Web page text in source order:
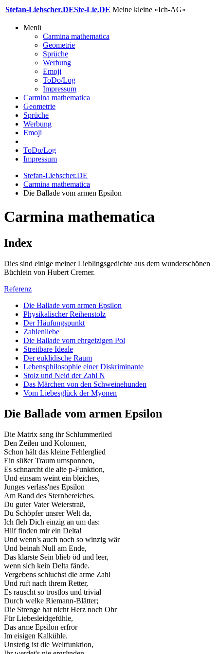
Stefan-Liebscher.DESte-Lie.DE Meine kleine «Ich-AG»
Menü
Carmina mathematica
Geometrie
Sprüche
Werbung
Emoji
ToDo/Log
Impressum
Carmina mathematica
Geometrie
Sprüche
Werbung
Emoji
ToDo/Log
Impressum
Stefan-Liebscher.DE
Carmina mathematica
Die Ballade vom armen Epsilon
Carmina mathematica
Index
Dies sind einige meiner Lieblingsgedichte aus dem wunderschönen
Büchlein von Hubert Cremer.
Referenz
Die Ballade vom armen Epsilon
Physikalischer Reihenstolz
Der Häufungspunkt
Zahlenliebe
Die Ballade vom ehrgeizigen Pol
Streitbare Ideale
Der euklidische Raum
Lebensphilosophie einer Diskriminante
Stolz und Neid der Zahl N
Das Märchen von den Schweinehunden
Vom Liebesglück der Myonen
Die Ballade vom armen Epsilon
Die Matrix sang ihr Schlummerlied
Den Zeilen und Kolonnen,
Schon hält das kleine Fehlerglied
Ein süßer Traum umsponnen,
Es schnarcht die alte p-Funktion,
Und einsam weint ein bleiches,
Junges verlass'nes Epsilon
Am Rand des Sternbereiches.
Du guter Vater Weierstraß,
Du Schöpfer unsrer Welt da,
Ich fleh Dich einzig an um das:
Hilf finden mir ein Delta!
Und wenn's auch noch so winzig wär
Und beinah Null am Ende,
Das klarste Sein blieb öd und leer,
wenn sich kein Delta fände.
Vergebens schluchst die arme Zahl
Und ruft nach ihrem Retter,
Es rauscht so trostlos und trivial
Durch welke Riemann-Blätter;
Die Strenge hat nicht Herz noch Ohr
Für Liebesleidgefühle,
Das arme Epsilon erfror
Im eisigen Kalkühle.
Unstetig ist die Weltfunktion,